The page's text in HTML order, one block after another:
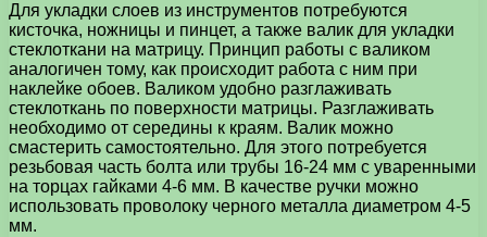
Для укладки слоев из инструментов потребуются
кисточка, ножницы и пинцет, а также валик для укладки
стеклоткани на матрицу. Принцип работы с валиком
аналогичен тому, как происходит работа с ним при
наклейке обоев. Валиком удобно разглаживать
стеклоткань по поверхности матрицы. Разглаживать
необходимо от середины к краям. Валик можно
смастерить самостоятельно. Для этого потребуется
резьбовая часть болта или трубы 16-24 мм с уваренными
на торцах гайками 4-6 мм. В качестве ручки можно
использовать проволоку черного металла диаметром 4-5
мм.